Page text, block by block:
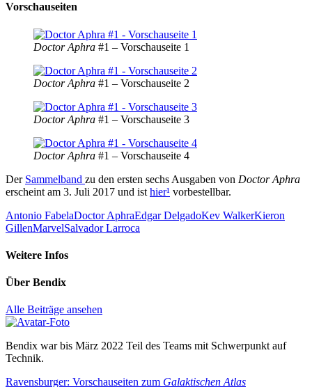
Vorschauseiten
Doctor Aphra #1 – Vorschauseite 1
Doctor Aphra #1 – Vorschauseite 2
Doctor Aphra #1 – Vorschauseite 3
Doctor Aphra #1 – Vorschauseite 4
Der Sammelband zu den ersten sechs Ausgaben von Doctor Aphra
erscheint am 3. Juli 2017 und ist hier¹ vorbestellbar.
Antonio FabelaDoctor AphraEdgar DelgadoKev WalkerKieron
GillenMarvelSalvador Larroca
Weitere Infos
Über Bendix
Alle Beiträge ansehen
Bendix war bis März 2022 Teil des Teams mit Schwerpunkt auf
Technik.
Vorheriger
Ravensburger: Vorschauseiten zum Galaktischen Atlas